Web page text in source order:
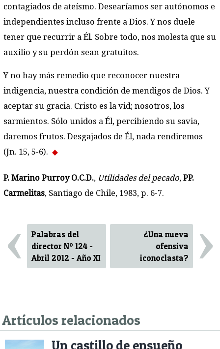
contagiados de ateísmo. Desearíamos ser autónomos e
independientes incluso frente a Dios. Y nos duele
tener que recurrir a Él. Sobre todo, nos molesta que su
auxilio y su perdón sean gratuitos.
Y no hay más remedio que reconocer nuestra
indigencia, nuestra condición de mendigos de Dios. Y
aceptar su gracia. Cristo es la vid; nosotros, los
sarmientos. Sólo unidos a Él, percibiendo su savia,
daremos frutos. Desgajados de Él, nada rendiremos
(Jn. 15, 5-6).
P. Marino Purroy O.C.D., Utilidades del pecado, PP.
Carmelitas, Santiago de Chile, 1983, p. 6-7.
‹
Palabras del
director Nº 124 -
Abril 2012 - Año XI
¿Una nueva
ofensiva
iconoclasta?
›
Artículos relacionados
Un castillo de ensueño